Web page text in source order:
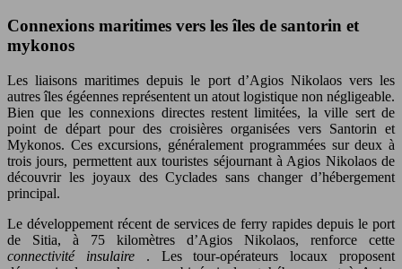
Connexions maritimes vers les îles de santorin et
mykonos
Les liaisons maritimes depuis le port d’Agios Nikolaos vers les
autres îles égéennes représentent un atout logistique non négligeable.
Bien que les connexions directes restent limitées, la ville sert de
point de départ pour des croisières organisées vers Santorin et
Mykonos. Ces excursions, généralement programmées sur deux à
trois jours, permettent aux touristes séjournant à Agios Nikolaos de
découvrir les joyaux des Cyclades sans changer d’hébergement
principal.
Le développement récent de services de ferry rapides depuis le port
de Sitia, à 75 kilomètres d’Agios Nikolaos, renforce cette
connectivité insulaire . Les tour-opérateurs locaux proposent